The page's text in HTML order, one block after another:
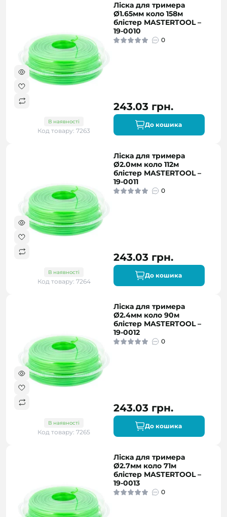
В наявності
Код товару: 7263
Ліска для тримера
Ø1.65мм коло 158м
блістер MASTERTOOL –
19-0010
0
243.03 грн.
До кошика
В наявності
Код товару: 7264
Ліска для тримера
Ø2.0мм коло 112м
блістер MASTERTOOL –
19-0011
0
243.03 грн.
До кошика
В наявності
Код товару: 7265
Ліска для тримера
Ø2.4мм коло 90м
блістер MASTERTOOL –
19-0012
0
243.03 грн.
До кошика
Ліска для тримера
Ø2.7мм коло 71м
блістер MASTERTOOL –
19-0013
0